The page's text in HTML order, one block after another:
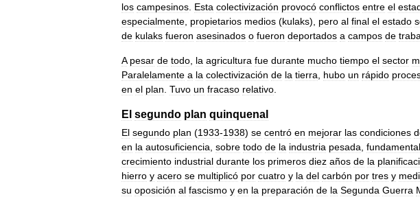
los campesinos. Esta colectivización provocó conflictos entre el
especialmente, propietarios medios (kulaks), pero al final el estado
de kulaks fueron asesinados o fueron deportados a campos de
A pesar de todo, la agricultura fue durante mucho tiempo el sector
Paralelamente a la colectivización de la tierra, hubo un rápido
en el plan. Tuvo un fracaso relativo.
El segundo plan quinquenal
El segundo plan (1933-1938) se centró en mejorar las condiciones
en la autosuficiencia, sobre todo de la industria pesada, fundamental
crecimiento industrial durante los primeros diez años de la
hierro y acero se multiplicó por cuatro y la del carbón por tres y
su oposición al fascismo y en la preparación de la Segunda Guerra